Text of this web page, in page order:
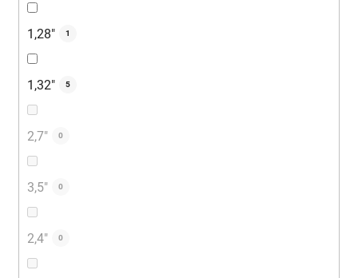
1,28" 1
1,32" 5
2,7" 0
3,5″ 0
2,4" 0